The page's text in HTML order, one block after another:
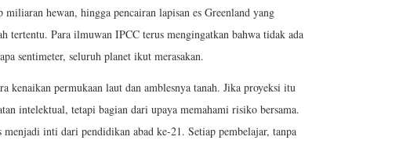
hewan, hingga pencairan lapisan es Greenland yang
tertentu. Para ilmuwan IPCC terus mengingatkan bahwa tidak ada
sentimeter, seluruh planet ikut merasakan.
permukaan laut dan amblesnya tanah. Jika proyeksi itu
intelektual, tetapi bagian dari upaya memahami risiko bersama.
inti dari pendidikan abad ke-21. Setiap pembelajar, tanpa